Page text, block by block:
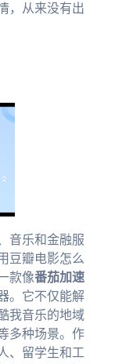
，从来没有出
音乐和金融服
豆瓣电影怎么
款像番茄加速
。它不仅能解
我音乐的地域
多种场景。作
、留学生和工